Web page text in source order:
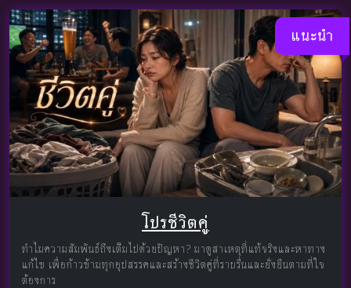
แนะนำ
โปรชีวิตคู่
ทำไมความสัมพันธ์ถึงเต็มไปด้วยปัญหา? มาดูสาเหตุที่แท้จริงและหาทาง
แก้ไข เพื่อก้าวข้ามทุกอุปสรรคและสร้างชีวิตคู่ที่ราบรื่นและยั่งยืนตามที่ใจ
ต้องการ